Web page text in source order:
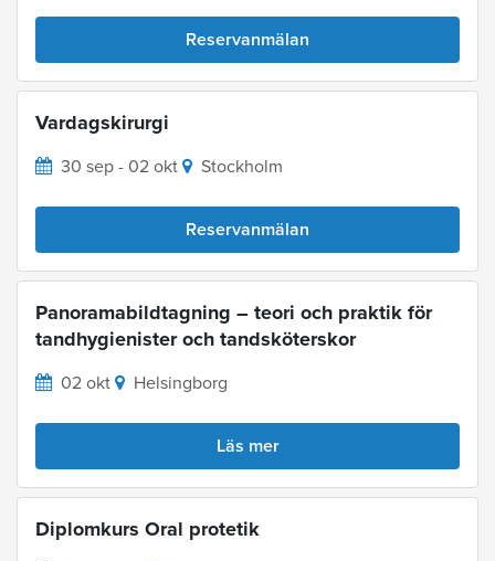
Reservanmälan
Vardagskirurgi
30 sep - 02 okt Stockholm
Reservanmälan
Panoramabildtagning – teori och praktik för
tandhygienister och tandsköterskor
02 okt Helsingborg
Läs mer
Diplomkurs Oral protetik